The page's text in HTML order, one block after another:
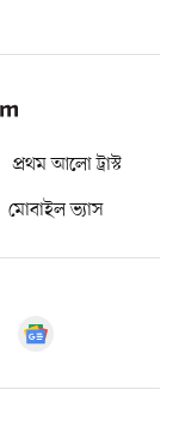
প্রথম আলো ট্রাস্ট
মোবাইল ভ্যাস